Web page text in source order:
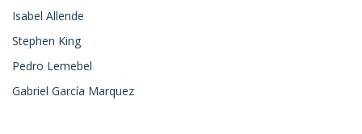
Isabel Allende
Stephen King
Pedro Lemebel
Gabriel García Marquez